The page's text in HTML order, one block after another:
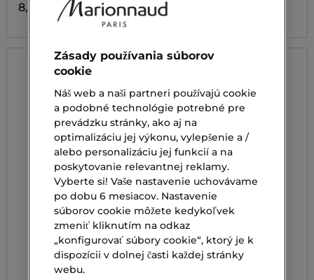
8,10 €
Zásady používania súborov
cookie
Náš web a naši partneri používajú cookie
a podobné technológie potrebné pre
prevádzku stránky, ako aj na
optimalizáciu jej výkonu, vylepšenie a /
alebo personalizáciu jej funkcií a na
poskytovanie relevantnej reklamy.
Vyberte si! Vaše nastavenie uchovávame
po dobu 6 mesiacov. Nastavenie
súborov cookie môžete kedykoľvek
zmeniť kliknutím na odkaz
„konfigurovať súbory cookie“, ktorý je k
dispozícii v dolnej časti každej stránky
webu.